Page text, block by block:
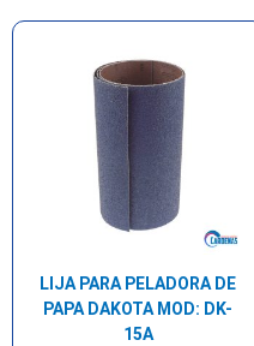
LIJA PARA PELADORA DE
PAPA DAKOTA MOD: DK-
15A